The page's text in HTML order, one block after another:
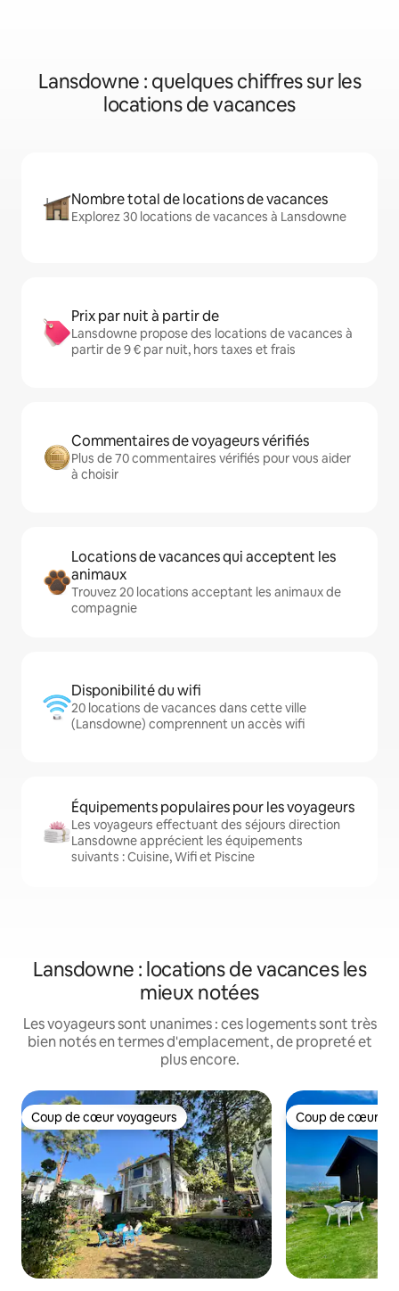
Lansdowne : quelques chiffres sur les
locations de vacances
Nombre total de locations de vacances
Explorez 30 locations de vacances à Lansdowne
Prix par nuit à partir de
Lansdowne propose des locations de vacances à
partir de 9 € par nuit, hors taxes et frais
Commentaires de voyageurs vérifiés
Plus de 70 commentaires vérifiés pour vous aider
à choisir
Locations de vacances qui acceptent les
animaux
Trouvez 20 locations acceptant les animaux de
compagnie
Disponibilité du wifi
20 locations de vacances dans cette ville
(Lansdowne) comprennent un accès wifi
Équipements populaires pour les voyageurs
Les voyageurs effectuant des séjours direction
Lansdowne apprécient les équipements
suivants : Cuisine, Wifi et Piscine
Lansdowne : locations de vacances les
mieux notées
Les voyageurs sont unanimes : ces logements sont très
bien notés en termes d'emplacement, de propreté et
plus encore.
Coup de cœur voyageurs
Coup de cœur voyageurs Coup de cœur
Coup de cœur